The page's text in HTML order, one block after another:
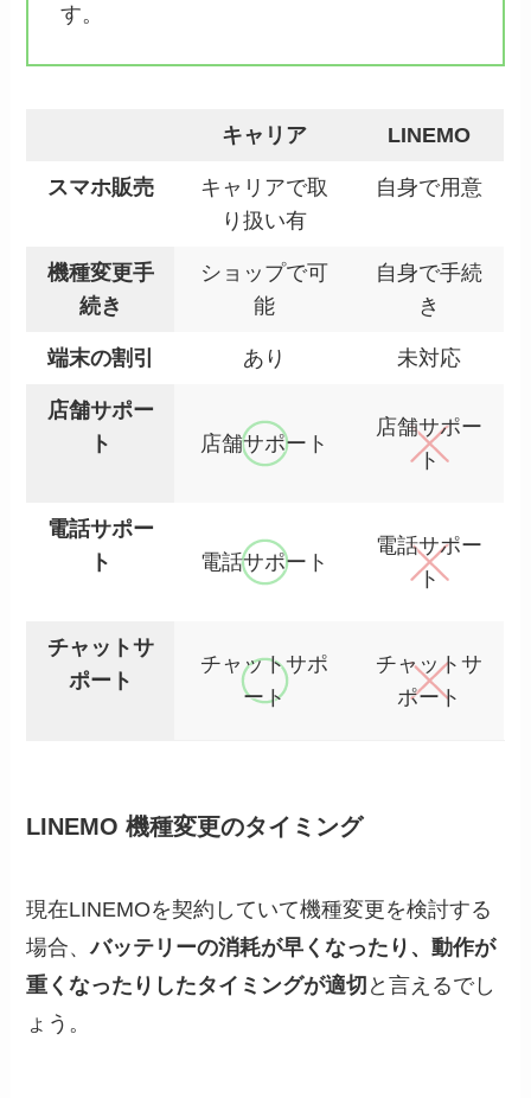
す。
キャリア LINEMO
スマホ販売
キャリアで取
り扱い有
自身で用意
機種変更手
続き
ショップで可
能
自身で手続
き
端末の割引 あり 未対応
店舗サポー
ト
店舗サポート
店舗サポー
ト
電話サポー
ト
電話サポート
電話サポー
ト
チャットサ
ポート
チャットサポ
ート
チャットサ
ポート
LINEMO 機種変更のタイミング
現在LINEMOを契約していて機種変更を検討する
場合、バッテリーの消耗が早くなったり、動作が
重くなったりしたタイミングが適切 と言えるでし
ょう。